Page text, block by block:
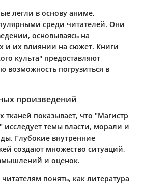
легли в основу аниме,
среди читателей. Они
основываясь на
и их влиянии на сюжет. Книги
культа" предоставляют
возможность погрузиться в
произведений
тканей показывает, что "Магистр
исследует темы власти, морали и
Глубокие внутренние
создают множество ситуаций,
и оценок.
понять, как литература